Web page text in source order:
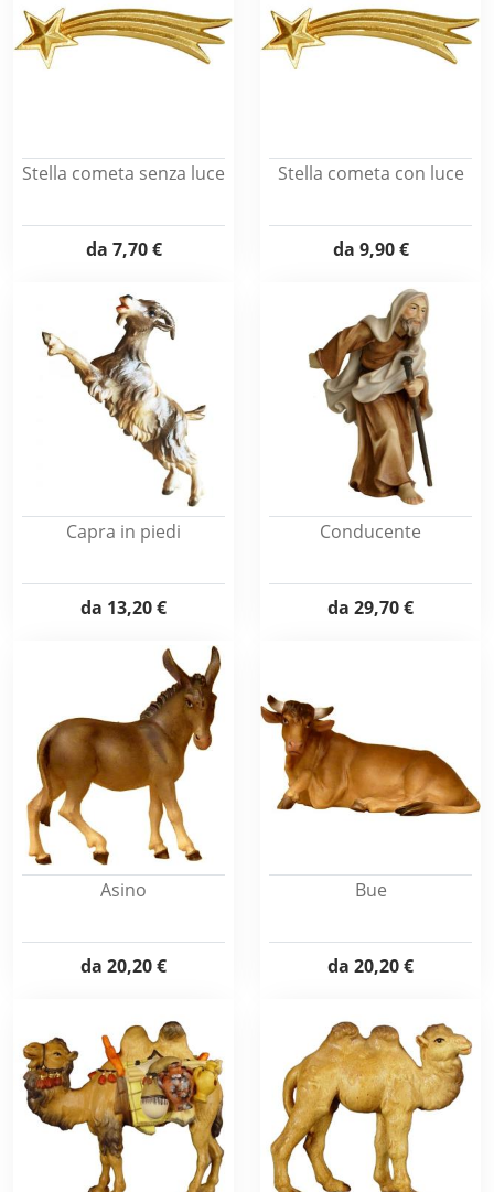
Stella cometa senza luce
da 7,70 €
Stella cometa con luce
da 9,90 €
Capra in piedi
da 13,20 €
Conducente
da 29,70 €
Asino
da 20,20 €
Bue
da 20,20 €